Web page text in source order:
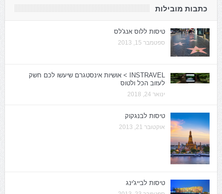
כתבות מובילות
טיסות ללוס אנג'לס
ספטמבר 15, 2013
INSTRAVEL > אושיות אינסטגרם שיעשו לכם חשק
לעזוב הכל ולטוס
ינואר 24, 2018
טיסות לבנגקוק
אוקטובר 21, 2013
טיסות לבייג'ינג